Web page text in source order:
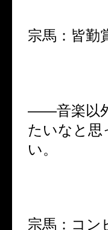
宗馬：皆勤
――音楽以
たいなと思
い。
宗馬：コン